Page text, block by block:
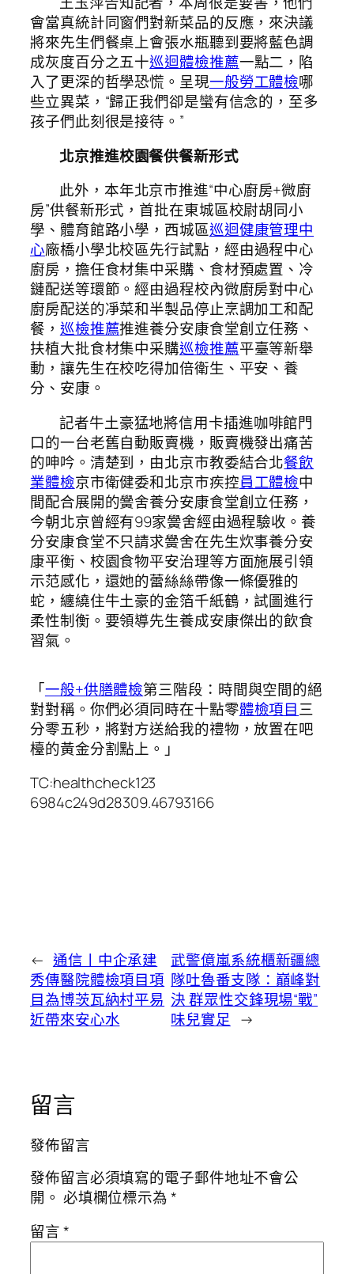
會當真統計同窗們對新菜品的反應，來決議
將來先生們餐桌上會張水瓶聽到要將藍色調
成灰度百分之五十巡迴體檢推薦一點二，陷
入了更深的哲學恐慌。呈現一般勞工體檢哪
些立異菜，“歸正我們卻是蠻有信念的，至多
孩子們此刻很是接待。”
北京推進校園餐供餐新形式
此外，本年北京市推進“中心廚房+微廚
房”供餐新形式，首批在東城區校尉胡同小
學、體育館路小學，西城區巡迴健康管理中
心廠橋小學北校區先行試點，經由過程中心
廚房，擔任食材集中采購、食材預處置、冷
鏈配送等環節。經由過程校內微廚房對中心
廚房配送的凈菜和半製品停止烹調加工和配
餐， 巡檢推薦推進養分安康食堂創立任務、
扶植大批食材集中采購巡檢推薦平臺等新舉
動，讓先生在校吃得加倍衛生、平安、養
分、安康。
記者牛土豪猛地將信用卡插進咖啡館門
口的一台老舊自動販賣機，販賣機發出痛苦
的呻吟。清楚到，由北京市教委結合北餐飲
業體檢京市衛健委和北京市疾控員工體檢中
間配合展開的黌舍養分安康食堂創立任務，
今朝北京曾經有99家黌舍經由過程驗收。養
分安康食堂不只請求黌舍在先生炊事養分安
康平衡、校園食物平安治理等方面施展引領
示范感化，還她的蕾絲絲帶像一條優雅的
蛇，纏繞住牛土豪的金箔千紙鶴，試圖進行
柔性制衡。要領導先生養成安康傑出的飲食
習氣。
「一般+供膳體檢第三階段：時間與空間的絕
對對稱。你們必須同時在十點零體檢項目三
分零五秒，將對方送給我的禮物，放置在吧
檯的黃金分割點上。」
TC:healthcheck123
6984c249d28309.46793166
← 通信丨中企承建
秀傳醫院體檢項目項
目為博茨瓦納村平易
近帶來安心水
武警億嵐系統櫃新疆總
隊吐魯番支隊：巔峰對
決 群眾性交鋒現場“戰”
味兒實足 →
留言
發佈留言
發佈留言必須填寫的電子郵件地址不會公
開。 必填欄位標示為*
留言*